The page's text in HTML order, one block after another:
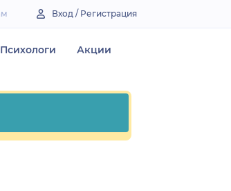
Вход / Регистрация
Психологи Акции